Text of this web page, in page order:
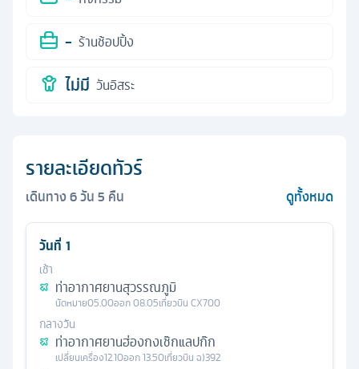
- ร้านช้อปปิ้ง
ไม่มี วันอิสระ
รายละเอียดทัวร์
เดินทาง6วัน5 คืน ดูทั้งหมด
วันที่ 1
เช้า
ท่าอากาศยานสุวรรณภูมิ
นัดหมาย05.00ออก08.05เที่ยวบิน CX700
กลางวัน
ท่าอากาศยานฮ่องกงเช๊กแลปก๊ก
เปลี่ยนเครื่อง12.10ออก13.50เที่ยวบิน ฉ)392